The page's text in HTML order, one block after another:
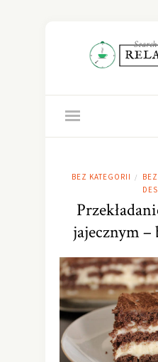
BEZ KATEGORII /
jajecznym –